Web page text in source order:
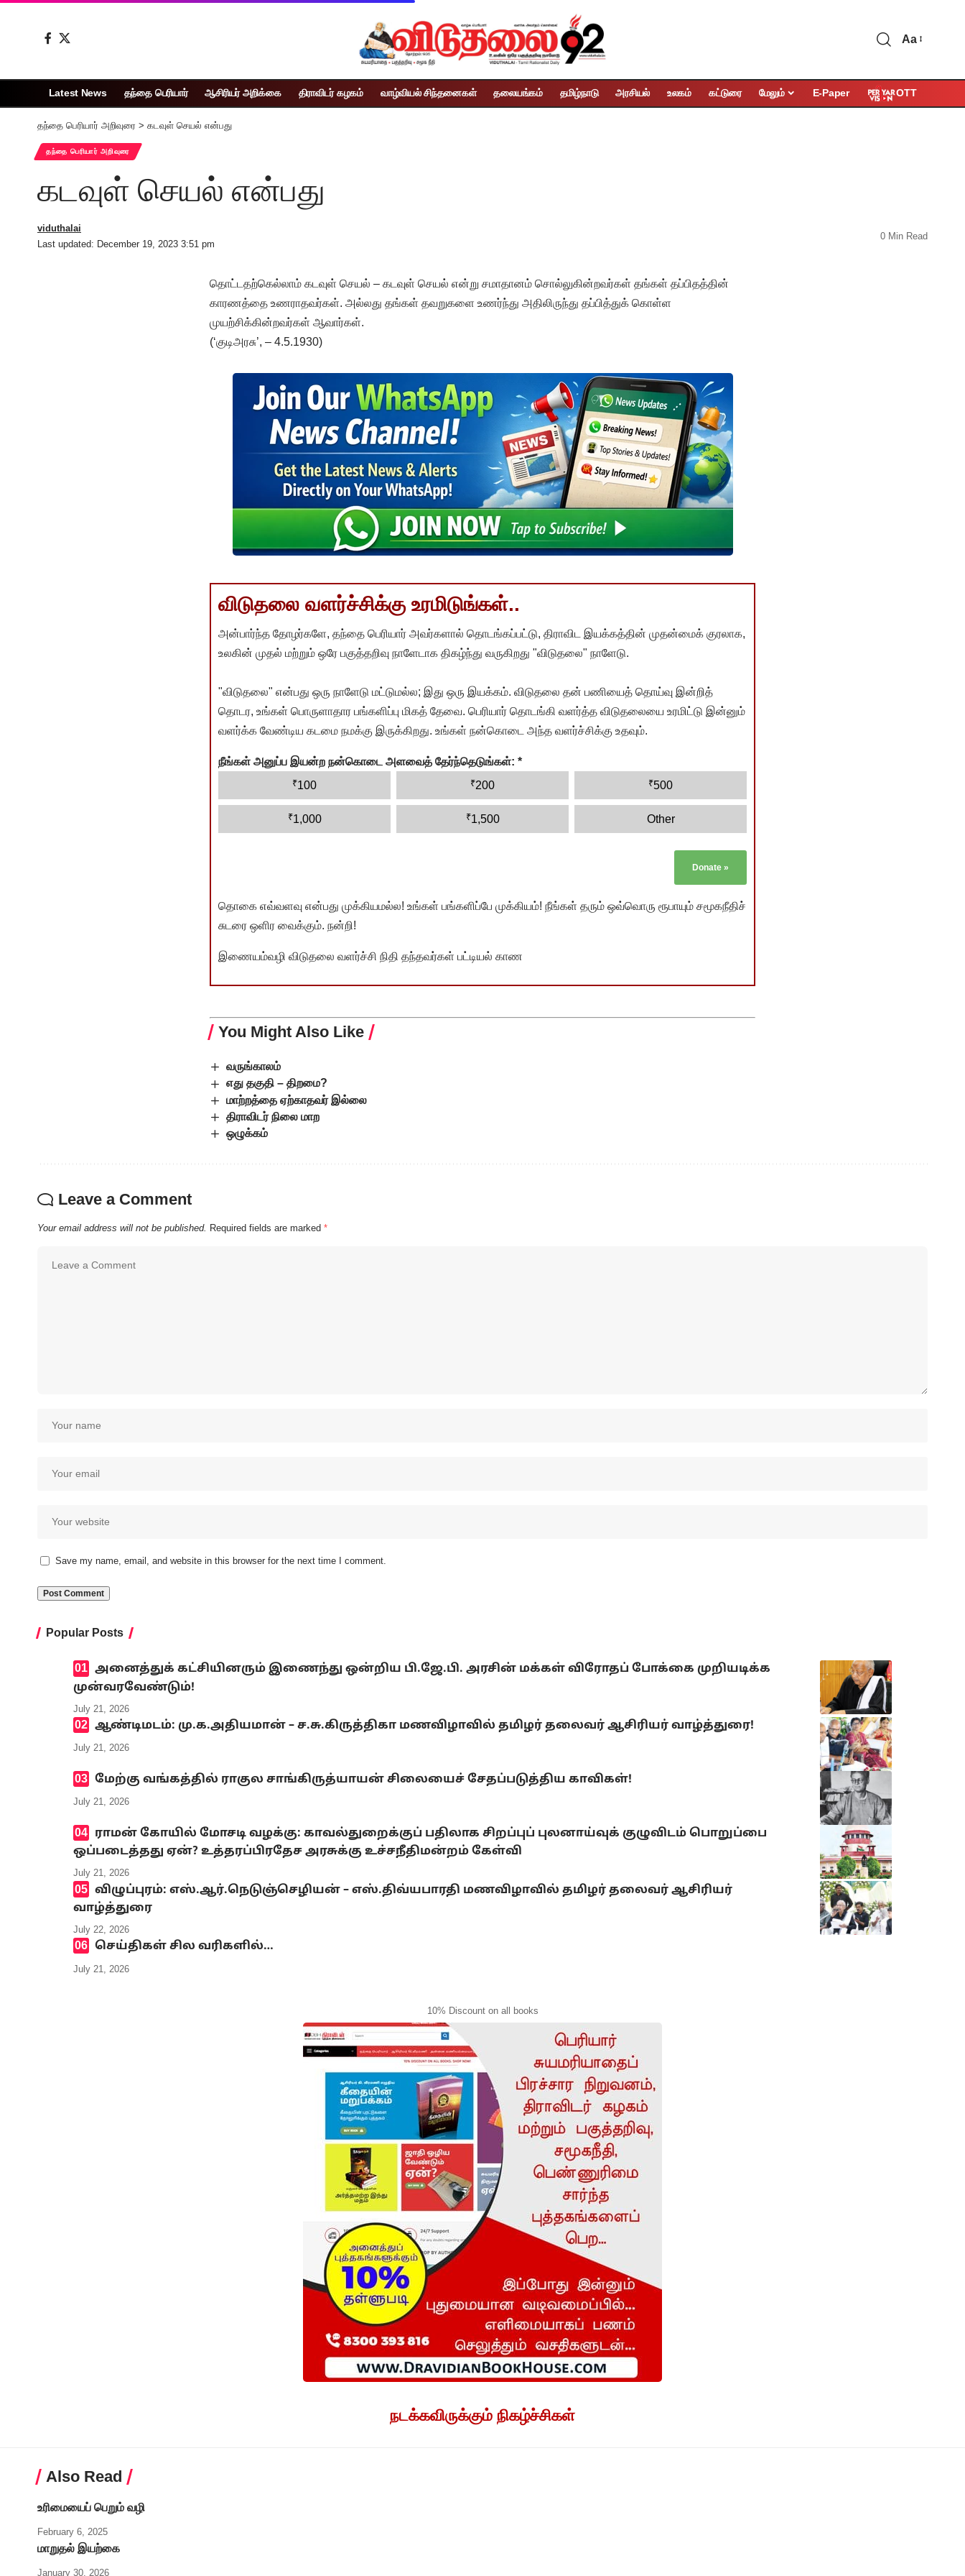
Aa
Latest News தந்தை பெரியார் ஆசிரியர் அறிக்கை திராவிடர் கழகம் வாழ்வியல் சிந்தனைகள் தலையங்கம் தமிழ்நாடு அரசியல் உலகம் கட்டுரை மேலும் E-Paper OTT
தந்தை பெரியார் அறிவுரை > கடவுள் செயல் என்பது
தந்தை பெரியார் அறிவுரை
கடவுள் செயல் என்பது
Last updated: December 19, 2023 3:51 pm
viduthalai
0 Min Read
தொட்டதற்கெல்லாம் கடவுள் செயல் – கடவுள் செயல் என்று சமாதானம் சொல்லுகின்றவர்கள் தங்கள் தப்பிதத்தின்
காரணத்தை உணராதவர்கள். அல்லது தங்கள் தவறுகளை உணர்ந்து அதிலிருந்து தப்பித்துக் கொள்ள
முயற்சிக்கின்றவர்கள் ஆவார்கள்.
(‘குடிஅரசு’, – 4.5.1930)
விடுதலை வளர்ச்சிக்கு உரமிடுங்கள்..
அன்பார்ந்த தோழர்களே, தந்தை பெரியார் அவர்களால் தொடங்கப்பட்டு, திராவிட இயக்கத்தின் முதன்மைக் குரலாக,
உலகின் முதல் மற்றும் ஒரே பகுத்தறிவு நாளேடாக திகழ்ந்து வருகிறது "விடுதலை" நாளேடு.
"விடுதலை" என்பது ஒரு நாளேடு மட்டுமல்ல; இது ஒரு இயக்கம். விடுதலை தன் பணியைத் தொய்வு இன்றித்
தொடர, உங்கள் பொருளாதார பங்களிப்பு மிகத் தேவை. பெரியார் தொடங்கி வளர்த்த விடுதலையை உரமிட்டு இன்னும்
வளர்க்க வேண்டிய கடமை நமக்கு இருக்கிறது. உங்கள் நன்கொடை அந்த வளர்ச்சிக்கு உதவும்.
நீங்கள் அனுப்ப இயன்ற நன்கொடை அளவைத் தேர்ந்தெடுங்கள்: *
₹100 ₹200 ₹500
₹1,000 ₹1,500 Other
Donate »
தொகை எவ்வளவு என்பது முக்கியமல்ல! உங்கள் பங்களிப்பே முக்கியம்! நீங்கள் தரும் ஒவ்வொரு ரூபாயும் சமூகநீதிச்
சுடரை ஒளிர வைக்கும். நன்றி!
இணையம்வழி விடுதலை வளர்ச்சி நிதி தந்தவர்கள் பட்டியல் காண
You Might Also Like
வருங்காலம்
எது தகுதி – திறமை?
மாற்றத்தை ஏற்காதவர் இல்லை
திராவிடர் நிலை மாற
ஒழுக்கம்
Leave a Comment
Your email address will not be published. Required fields are marked *
Save my name, email, and website in this browser for the next time I comment.
Popular Posts
அனைத்துக் கட்சியினரும் இணைந்து ஒன்றிய பி.ஜே.பி. அரசின் மக்கள் விரோதப் போக்கை முறியடிக்க
முன்வரவேண்டும்!
July 21, 2026
ஆண்டிமடம்: மு.க.அதியமான் – ச.சு.கிருத்திகா மணவிழாவில் தமிழர் தலைவர் ஆசிரியர் வாழ்த்துரை!
July 21, 2026
மேற்கு வங்கத்தில் ராகுல சாங்கிருத்யாயன் சிலையைச் சேதப்படுத்திய காவிகள்!
July 21, 2026
ராமன் கோயில் மோசடி வழக்கு: காவல்துறைக்குப் பதிலாக சிறப்புப் புலனாய்வுக் குழுவிடம் பொறுப்பை
ஒப்படைத்தது ஏன்? உத்தரப்பிரதேச அரசுக்கு உச்சநீதிமன்றம் கேள்வி
July 21, 2026
விழுப்புரம்: எஸ்.ஆர்.நெடுஞ்செழியன் – எஸ்.திவ்யபாரதி மணவிழாவில் தமிழர் தலைவர் ஆசிரியர்
வாழ்த்துரை
July 22, 2026
செய்திகள் சில வரிகளில்…
July 21, 2026
10% Discount on all books
நடக்கவிருக்கும் நிகழ்ச்சிகள்
Also Read
உரிமையைப் பெறும் வழி
February 6, 2025
மாறுதல் இயற்கை
January 30, 2026